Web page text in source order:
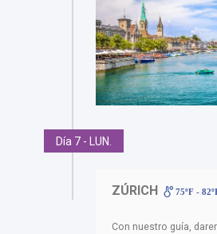
Día 7 - LUN.
ZÚRICH 75ºF -
Con nuestro guía,